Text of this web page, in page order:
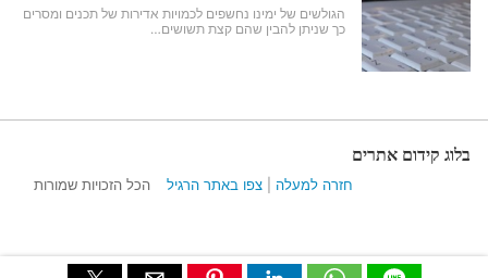
הגולשים של ימינו נחשפים לכמויות אדירות של תכנים ומסרים
כך שניתן להבין שהם קצת תשושים…
בלוג קידום אתרים
הכל הזכויות שמורות חזרה למעלה צפו באתר הרגיל